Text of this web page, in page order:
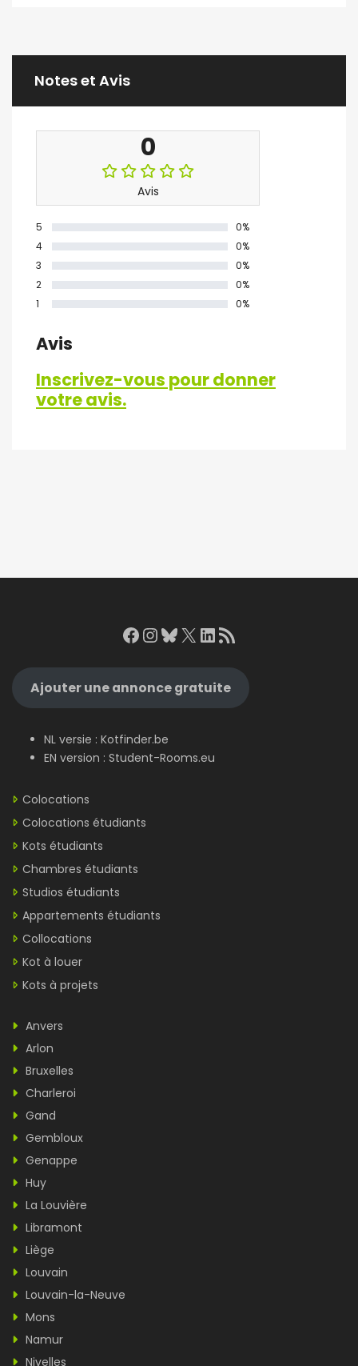
Notes et Avis
0
Avis
5
0%
4
0%
3
0%
2
0%
1
0%
Avis
Inscrivez-vous pour donner
votre avis.
Facebook
Instagram
Bluesky
X LinkedIn
RSS Feed
Ajouter une annonce gratuite
NL versie : Kotfinder.be
EN version : Student-Rooms.eu
Colocations
Colocations étudiants
Kots étudiants
Chambres étudiants
Studios étudiants
Appartements étudiants
Collocations
Kot à louer
Kots à projets
Anvers
Arlon
Bruxelles
Charleroi
Gand
Gembloux
Genappe
Huy
La Louvière
Libramont
Liège
Louvain
Louvain-la-Neuve
Mons
Namur
Nivelles